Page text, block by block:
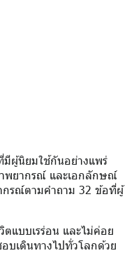
มีผู้นิยมใช้กันอย่างแพร่
พยากรณ์ และเอกลักษณ์
กรณ์ตามคำถาม 32 ข้อที่ผู้
ตแบบเรร่อน และไม่ค่อย
บเดินทางไปทั่วโลกด้วย